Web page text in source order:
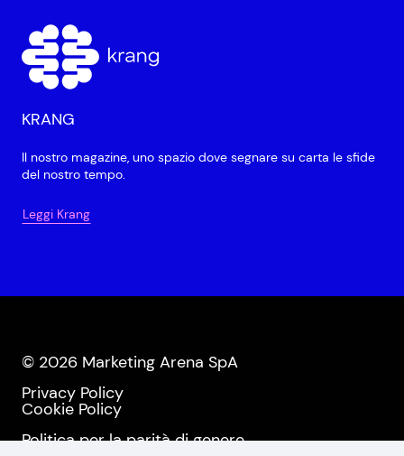
KRANG
Il nostro magazine, uno spazio dove segnare su carta le sfide
del nostro tempo.
Leggi Krang
© 2026 Marketing Arena SpA
Privacy Policy
Cookie Policy
Politica per la parità di genere